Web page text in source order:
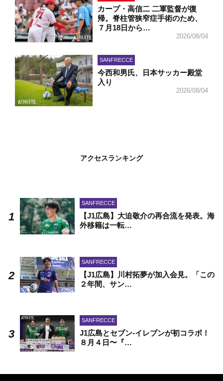
カープ・高信二 二軍監督が復
帰。脊柱管狭窄症手術のため、
７月18日から…
2026/08/04
SANFRECCE
今西和男氏、日本サッカー殿堂
入り
2026/08/04
アクセスランキング
SANFRECCE
【J1広島】大迫敬介の再合流を発表。海
外移籍は一転…
SANFRECCE
【J1広島】川村拓夢が加入会見。「この
２年間、サン…
SANFRECCE
J1広島とセブン-イレブンが初コラボ！
８月４日〜『…